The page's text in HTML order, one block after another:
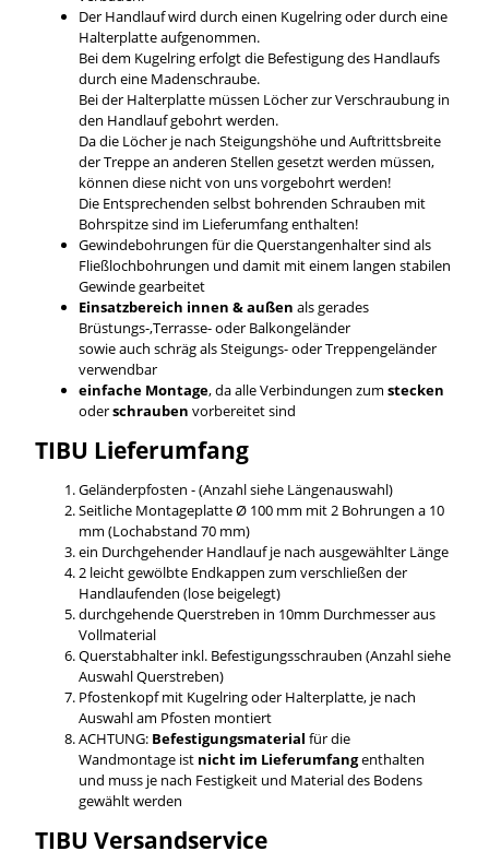
Der Handlauf wird durch einen Kugelring oder durch eine
Halterplatte aufgenommen.
Bei dem Kugelring erfolgt die Befestigung des Handlaufs
durch eine Madenschraube.
Bei der Halterplatte müssen Löcher zur Verschraubung in
den Handlauf gebohrt werden.
Da die Löcher je nach Steigungshöhe und Auftrittsbreite
der Treppe an anderen Stellen gesetzt werden müssen,
können diese nicht von uns vorgebohrt werden!
Die Entsprechenden selbst bohrenden Schrauben mit
Bohrspitze sind im Lieferumfang enthalten!
Gewindebohrungen für die Querstangenhalter sind als
Fließlochbohrungen und damit mit einem langen stabilen
Gewinde gearbeitet
Einsatzbereich innen & außen als gerades
Brüstungs-,Terrasse- oder Balkongeländer
sowie auch schräg als Steigungs- oder Treppengeländer
verwendbar
einfache Montage, da alle Verbindungen zum stecken
oderschrauben vorbereitet sind
TIBU Lieferumfang
Geländerpfosten - (Anzahl siehe Längenauswahl)
Seitliche Montageplatte Ø 100 mm mit 2 Bohrungen a 10
mm (Lochabstand 70 mm)
ein Durchgehender Handlauf je nach ausgewählter Länge
2 leicht gewölbte Endkappen zum verschließen der
Handlaufenden (lose beigelegt)
durchgehende Querstreben in 10mm Durchmesser aus
Vollmaterial
Querstabhalter inkl. Befestigungsschrauben (Anzahl siehe
Auswahl Querstreben)
Pfostenkopf mit Kugelring oder Halterplatte, je nach
Auswahl am Pfosten montiert
ACHTUNG:Befestigungsmaterial für die
Wandmontage ist nicht im Lieferumfangenthalten
und muss je nach Festigkeit und Material des Bodens
gewählt werden
TIBU Versandservice